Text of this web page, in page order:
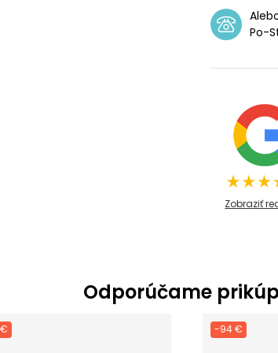
Po-
Zobraziť
Odporúčame
-94 €